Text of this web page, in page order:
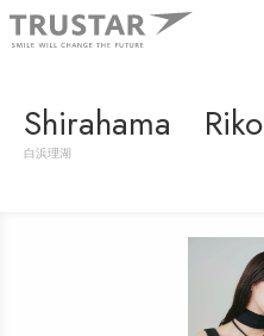
Shirahama Riko
白浜理湖